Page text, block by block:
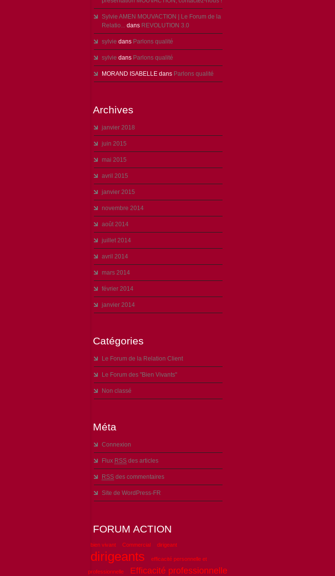
Sylvie AMEN MOUVACTION | Le Forum de la
Relatio... dans REVOLUTION 3.0
sylvie dans Parlons qualité
sylvie dans Parlons qualité
MORAND ISABELLE dans Parlons qualité
Archives
janvier 2018
juin 2015
mai 2015
avril 2015
janvier 2015
novembre 2014
août 2014
juillet 2014
avril 2014
mars 2014
février 2014
janvier 2014
Catégories
Le Forum de la Relation Client
Le Forum des "Bien Vivants"
Non classé
Méta
Connexion
Flux RSS des articles
RSS des commentaires
Site de WordPress-FR
FORUM ACTION
bien vivant Commercial dirigeant
dirigeants efficacité personnelle et
professionnelle
Efficacité professionnelle